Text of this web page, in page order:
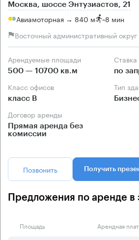
Москва, шоссе Энтузиастов, 21
Авиамоторная → 840 м ~8 мин
Восточный административный
Арендуемые площади
500 — 10700 кв.м по
Класс офисов
класс B
Тип
Договор аренды
Прямая аренда без
комиссии
Позвонить Получить
Предложения по аренде в
Площадь Арендная